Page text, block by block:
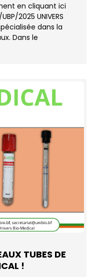
en cliquant ici
2025 UNIVERS
dans la
Dans le
TUBES DE
!